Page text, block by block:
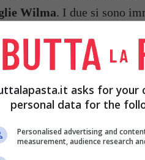
Wilma. I due si sono
che mai.
asks for your
personal data for the
Personalised advertising and
measurement, audience research